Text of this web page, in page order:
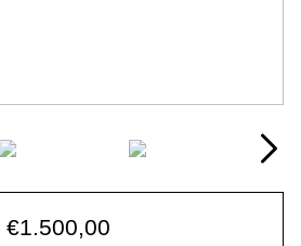
€1.500,00